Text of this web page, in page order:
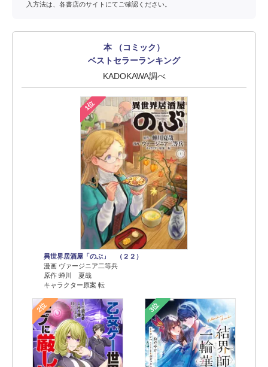
入方法は、各書店のサイトにてご確認ください。
本 （コミック）
ベストセラーランキング
KADOKAWA調べ
1位
異世界居酒屋「のぶ」 （２２）
漫画 ヴァージニア二等兵
原作 蝉川 夏哉
キャラクター原案 転
2位 3位